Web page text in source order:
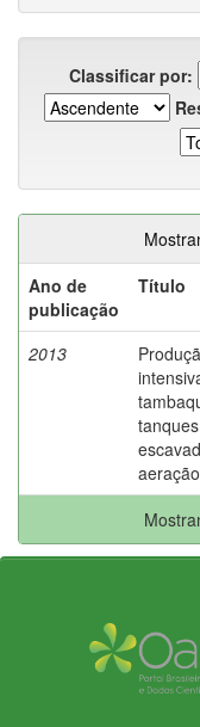
Classificar por:
Ano de
publicação
Título
2013
tanques